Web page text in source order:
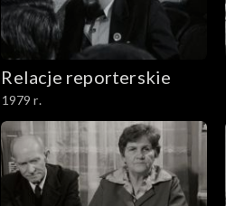
Relacje reporterskie
1979 r.